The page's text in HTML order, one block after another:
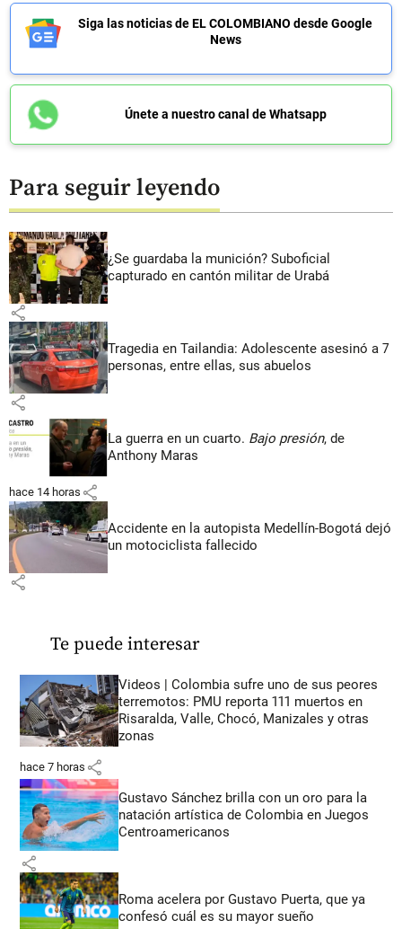
Siga las noticias de EL COLOMBIANO desde Google
News
Únete a nuestro canal de Whatsapp
Para seguir leyendo
¿Se guardaba la munición? Suboficial
capturado en cantón militar de Urabá
share
Tragedia en Tailandia: Adolescente asesinó a 7
personas, entre ellas, sus abuelos
share
La guerra en un cuarto. Bajo presión, de
Anthony Maras
hace 14 horas share
Accidente en la autopista Medellín-Bogotá dejó
un motociclista fallecido
share
Te puede interesar
Videos | Colombia sufre uno de sus peores
terremotos: PMU reporta 111 muertos en
Risaralda, Valle, Chocó, Manizales y otras
zonas
hace 7 horas share
Gustavo Sánchez brilla con un oro para la
natación artística de Colombia en Juegos
Centroamericanos
share
Roma acelera por Gustavo Puerta, que ya
confesó cuál es su mayor sueño